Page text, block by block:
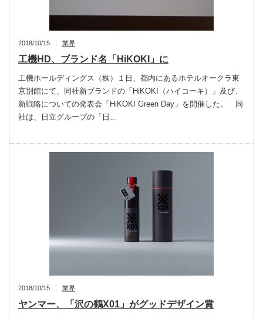
2018/10/15 業界
工機HD、ブランド名「HiKOKI」に
工機ホールディングス（株）１日、都内にあるホテルオークラ東
京別館にて、同社新ブランドの「HiKOKI（ハイコーキ）」及び、
新戦略についての発表会「HiKOKI Green Day」を開催した。 同
社は、日立グループの「日…
2018/10/15 業界
ヤンマー、「沢の鶴X01」がグッドデザイン賞